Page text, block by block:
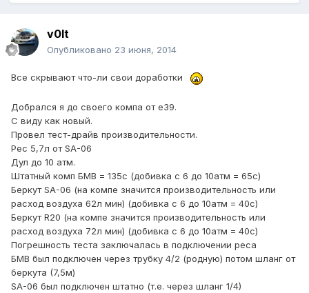
v0lt
Опубликовано 23 июня, 2014
Все скрывают что-ли свои доработки
Добрался я до своего компа от е39.
С виду как новый.
Провел тест-драйв производительности.
Рес 5,7л от SA-06
Дул до 10 атм.
Штатный комп БМВ = 135с (добивка с 6 до 10атм = 65с)
Беркут SA-06 (на компе значится производительность или
расход воздуха 62л мин) (добивка с 6 до 10атм = 40с)
Беркут R20 (на компе значится производительность или
расход воздуха 72л мин) (добивка с 6 до 10атм = 40с)
Погрешность теста заключалась в подключении реса
БМВ был подключен через трубку 4/2 (родную) потом шланг от
беркута (7,5м)
SA-06 был подключен штатно (т.е. через шланг 1/4)